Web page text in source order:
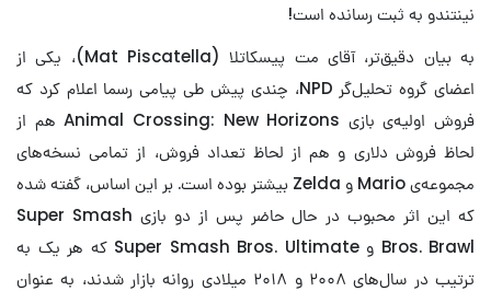
نینتندو به ثبت رسانده است!
به بیان دقیق‌تر، آقای مت پیسکاتلا (Mat Piscatella)، یکی از
اعضای گروه تحلیل‌گر NPD، چندی پیش طی پیامی رسما اعلام کرد که
فروش اولیه‌ی بازی Animal Crossing: New Horizons هم از
لحاظ فروش دلاری و هم از لحاظ تعداد فروش، از تمامی نسخه‌های
مجموعه‌ی Mario و Zelda بیشتر بوده است. بر این اساس، گفته شده
که این اثر محبوب در حال حاضر پس از دو بازی Super Smash
Bros. Brawl و Super Smash Bros. Ultimate‌ که هر یک به
ترتیب در سال‌های ۲۰۰۸ و ۲۰۱۸ میلادی روانه بازار شدند، به عنوان